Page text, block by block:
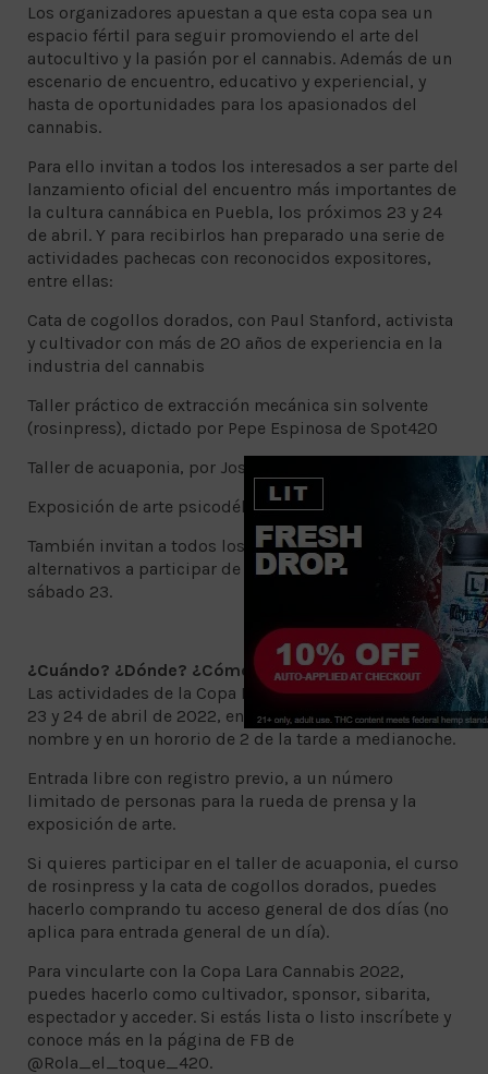
Los organizadores apuestan a que esta copa sea un
espacio fértil para seguir promoviendo el arte del
autocultivo y la pasión por el cannabis. Además de un
escenario de encuentro, educativo y experiencial, y
hasta de oportunidades para los apasionados del
cannabis.
Para ello invitan a todos los interesados a ser parte del
lanzamiento oficial del encuentro más importantes de
la cultura cannábica en Puebla, los próximos 23 y 24
de abril. Y para recibirlos han preparado una serie de
actividades pachecas con reconocidos expositores,
entre ellas:
Cata de cogollos dorados, con Paul Stanford, activista
y cultivador con más de 20 años de experiencia en la
industria del cannabis
Taller práctico de extracción mecánica sin solvente
(rosinpress), dictado por Pepe Espinosa de Spot420
Taller de acuaponia, por Joselo Salmeron de Cannafish
Exposición de arte psicodélico, de Trip Alien Crea
También invitan a todos los medios aliados y
alternativos a participar de la rueda de prensa el
sábado 23.
¿Cuándo? ¿Dónde? ¿Cómo consigo accesos?
Las actividades de la Copa Lara de Grajales se realizará
23 y 24 de abril de 2022, en el municipio del mismo
nombre y en un hororio de 2 de la tarde a medianoche.
Entrada libre con registro previo, a un número
limitado de personas para la rueda de prensa y la
exposición de arte.
Si quieres participar en el taller de acuaponia, el curso
de rosinpress y la cata de cogollos dorados, puedes
hacerlo comprando tu acceso general de dos días (no
aplica para entrada general de un día).
Para vincularte con la Copa Lara Cannabis 2022,
puedes hacerlo como cultivador, sponsor, sibarita,
espectador y acceder. Si estás lista o listo inscríbete y
conoce más en la página de FB de
@Rola_el_toque_420.